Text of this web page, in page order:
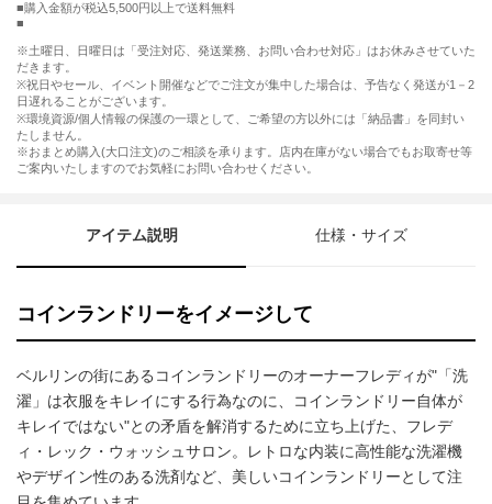
購入金額が税込5,500円以上で送料無料
※土曜日、日曜日は「受注対応、発送業務、お問い合わせ対応」はお休みさせていた
だきます。
※祝日やセール、イベント開催などでご注文が集中した場合は、予告なく発送が1－2
日遅れることがございます。
※環境資源/個人情報の保護の一環として、ご希望の方以外には「納品書」を同封い
たしません。
※おまとめ購入(大口注文)のご相談を承ります。店内在庫がない場合でもお取寄せ等
ご案内いたしますのでお気軽にお問い合わせください。
アイテム説明 仕様・サイズ
コインランドリーをイメージして
ベルリンの街にあるコインランドリーのオーナーフレディが"「洗
濯」は衣服をキレイにする行為なのに、コインランドリー自体が
キレイではない"との矛盾を解消するために立ち上げた、フレデ
ィ・レック・ウォッシュサロン。レトロな内装に高性能な洗濯機
やデザイン性のある洗剤など、美しいコインランドリーとして注